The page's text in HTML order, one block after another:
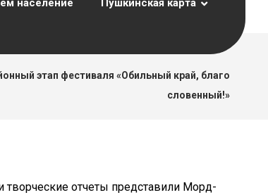
население Пушкинская карта
этап фестиваля «Обильный край, благо
словенный!»
отчеты представили Морд-